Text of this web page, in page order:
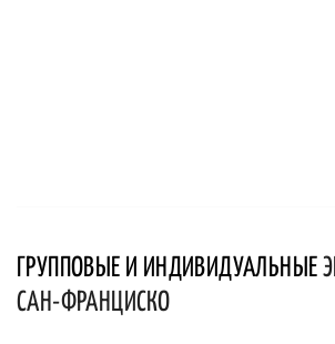
ГРУППОВЫЕ И ИНДИВИДУАЛЬНЫЕ
САН-ФРАНЦИСКО